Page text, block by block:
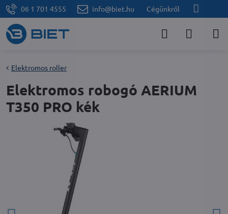
06 1 701 4555 info@biet.hu Cégünkről
Elektromos roller
Elektromos robogó AERIUM
T350 PRO kék